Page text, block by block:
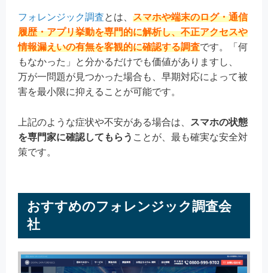
フォレンジック調査とは、 スマホや端末のログ・通信
履歴・アプリ挙動を専門的に解析し、不正アクセスや
情報漏えいの有無を客観的に確認する調査です。「何
もなかった」と分かるだけでも価値がありますし、
万が一問題が見つかった場合も、早期対応によって被
害を最小限に抑えることが可能です。
上記のような症状や不安がある場合は、
スマホの状態
を専門家に確認してもらう ことが、最も確実な安全対
策です。
おすすめのフォレンジック調査会
社